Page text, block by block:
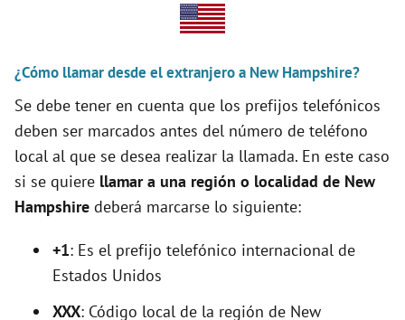
o
¿Cómo llamar desde el extranjero a New Hampshire?
Se debe tener en cuenta que los prefijos telefónicos
deben ser marcados antes del número de teléfono
local al que se desea realizar la llamada. En este caso
si se quiere llamar a una región o localidad de New
Hampshire deberá marcarse lo siguiente:
+1: Es el prefijo telefónico internacional de
Estados Unidos
XXX: Código local de la región de New